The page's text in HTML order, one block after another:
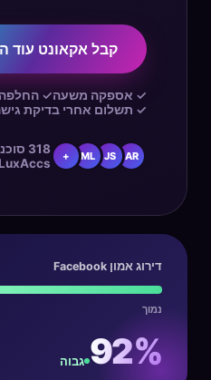
קבל אקאונט עוד
✓ אספקה משעה✓
✓ תשלום אחרי בדיקת
AR
JS
ML
+
318
LuxAccs
דירוג אמון Facebook
נמוך
92% גבוה